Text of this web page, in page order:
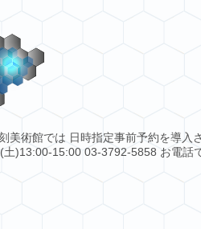
美術館では 日時指定事前予約を導入
土)13:00-15:00 03-3792-5858 お電話